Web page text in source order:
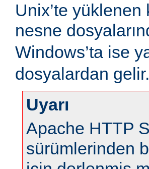
Unix’te yüklenen
nesne
Windows’ta ise
dosyalardan gelir.
Uyarı
Apache HTTP
sürümlerinden